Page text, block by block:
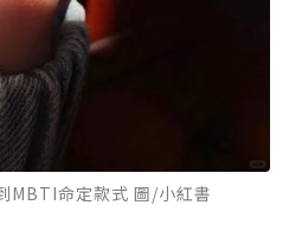
MBTI命定款式 圖/小紅書